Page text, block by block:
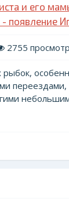
и его
появление
2755